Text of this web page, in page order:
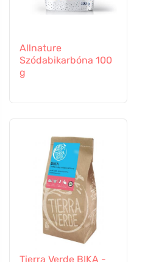
Allnature
Szódabikarbóna 100
g
Tierra Verde BIKA -